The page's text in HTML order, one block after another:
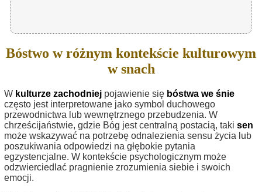
Bóstwo w różnym kontekście kulturowym
w snach
W kulturze zachodniej pojawienie się bóstwa we śnie
często jest interpretowane jako symbol duchowego
przewodnictwa lub wewnętrznego przebudzenia. W
chrześcijaństwie, gdzie Bóg jest centralną postacią, taki sen
może wskazywać na potrzebę odnalezienia sensu życia lub
poszukiwania odpowiedzi na głębokie pytania
egzystencjalne. W kontekście psychologicznym może
odzwierciedlać pragnienie zrozumienia siebie i swoich
emocji.